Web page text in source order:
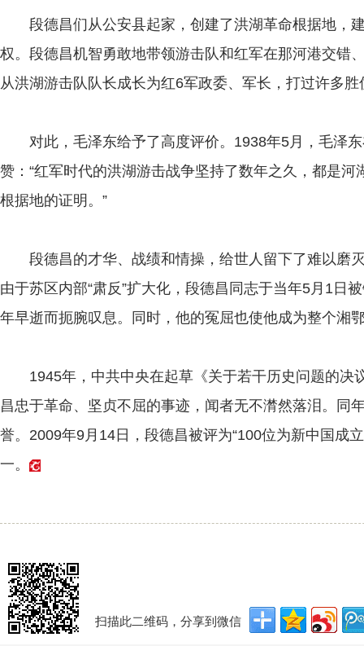
段德昌们从公安县起家，创建了洪湖革命根据地，
权。段德昌机智勇敢地带领游击队和红军在那河港交错
从洪湖游击队队长成长为红6军政委、军长，打过许多胜
对此，毛泽东给予了高度评价。1938年5月，毛泽东
赞：“红军时代的洪湖游击战争坚持了数年之久，都是
根据地的证明。”
段德昌的才华、战绩和情操，给世人留下了难以磨
由于苏区内部“肃反”扩大化，段德昌同志于当年5月1日
年早逝而扼腕叹息。同时，他的冤屈也使他成为整个湘
1945年，中共中央在起草《关于若干历史问题的决
昌忠于革命、坚贞不屈的事迹，闻者无不潸然落泪。同
誉。2009年9月14日，段德昌被评为“100位为新中国成
一。
扫描此二维码，分享到微信